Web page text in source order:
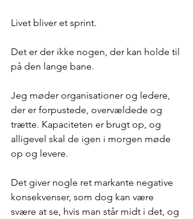
Livet bliver et sprint.
Det er der ikke nogen, der kan holde til
på den lange bane.
Jeg møder organisationer og ledere,
der er forpustede, overvældede og
trætte. Kapaciteten er brugt op, og
alligevel skal de igen i morgen møde
op og levere.
Det giver nogle ret markante negative
konsekvenser, som dog kan være
svære at se, hvis man står midt i det, og